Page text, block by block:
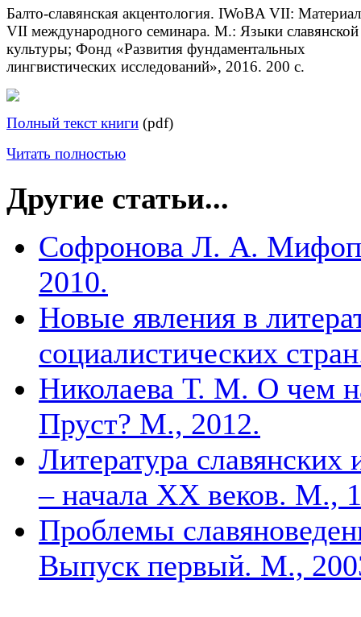
Балто-славянская акцентология. IWoBA VII:
VII международного семинара. М.: Языки славянской
культуры; Фонд «Развития фундаментальных
лингвистических исследований», 2016. 200 c.
Полный текст книги (pdf)
Читать полностью
Другие статьи...
Софронова Л. А.
2010.
Новые явления в
социалистических
Николаева Т. М. О чем
Пруст? М., 2012.
Литература
– начала XX веков. М.,
Проблемы
Выпуск первый. М.,